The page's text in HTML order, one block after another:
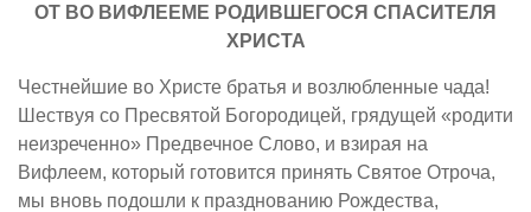
ОТ ВО ВИФЛЕЕМЕ РОДИВШЕГОСЯ СПАСИТЕЛЯ
ХРИСТА
Честнейшие во Христе братья и возлюбленные чада!
Шествуя со Пресвятой Богородицей, грядущей «родити
неизреченно» Предвечное Слово, и взирая на
Вифлеем, который готовится принять Святое Отроча,
мы вновь подошли к празднованию Рождества,